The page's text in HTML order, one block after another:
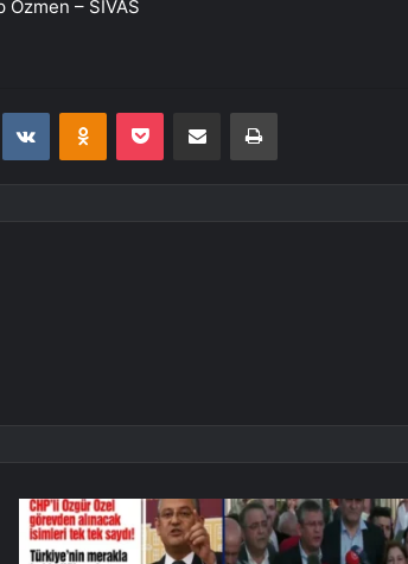
Özmen – SİVAS
VKontakteOdnoklassniki
Pocket E-Posta ile paylaş Yazdır